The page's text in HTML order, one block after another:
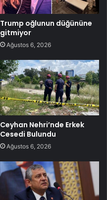
Trump oğlunun düğününe
gitmiyor
Ağustos 6, 2026
Ceyhan Nehri’nde Erkek
Cesedi Bulundu
Ağustos 6, 2026